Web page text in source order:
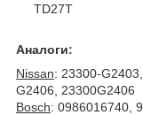
TD27T
Аналоги:
Nissan: 23300-
G2406, 23300G2406
Bosch: 0986016740,